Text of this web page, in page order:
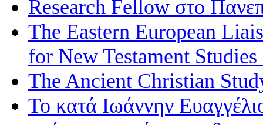
Research Fellow στο
The Eastern European
for New Testament
The Ancient Christian
Το κατά Ιωάννην